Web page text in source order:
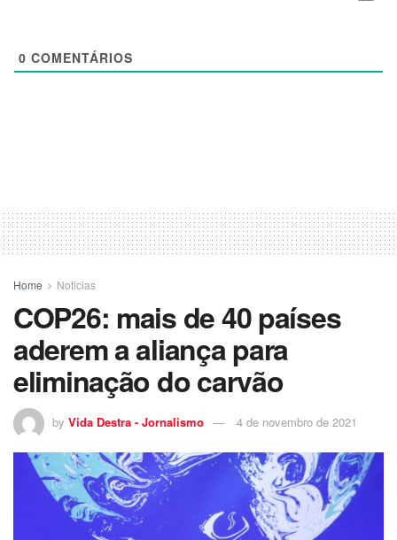
0 COMENTÁRIOS
Home Noticias
COP26: mais de 40 países
aderem a aliança para
eliminação do carvão
by Vida Destra - Jornalismo 4 de novembro de 2021